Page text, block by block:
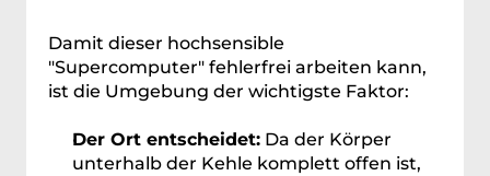
Damit dieser hochsensible
"Supercomputer" fehlerfrei arbeiten kann,
ist die Umgebung der wichtigste Faktor:
Der Ort entscheidet: Da der Körper
unterhalb der Kehle komplett offen ist,